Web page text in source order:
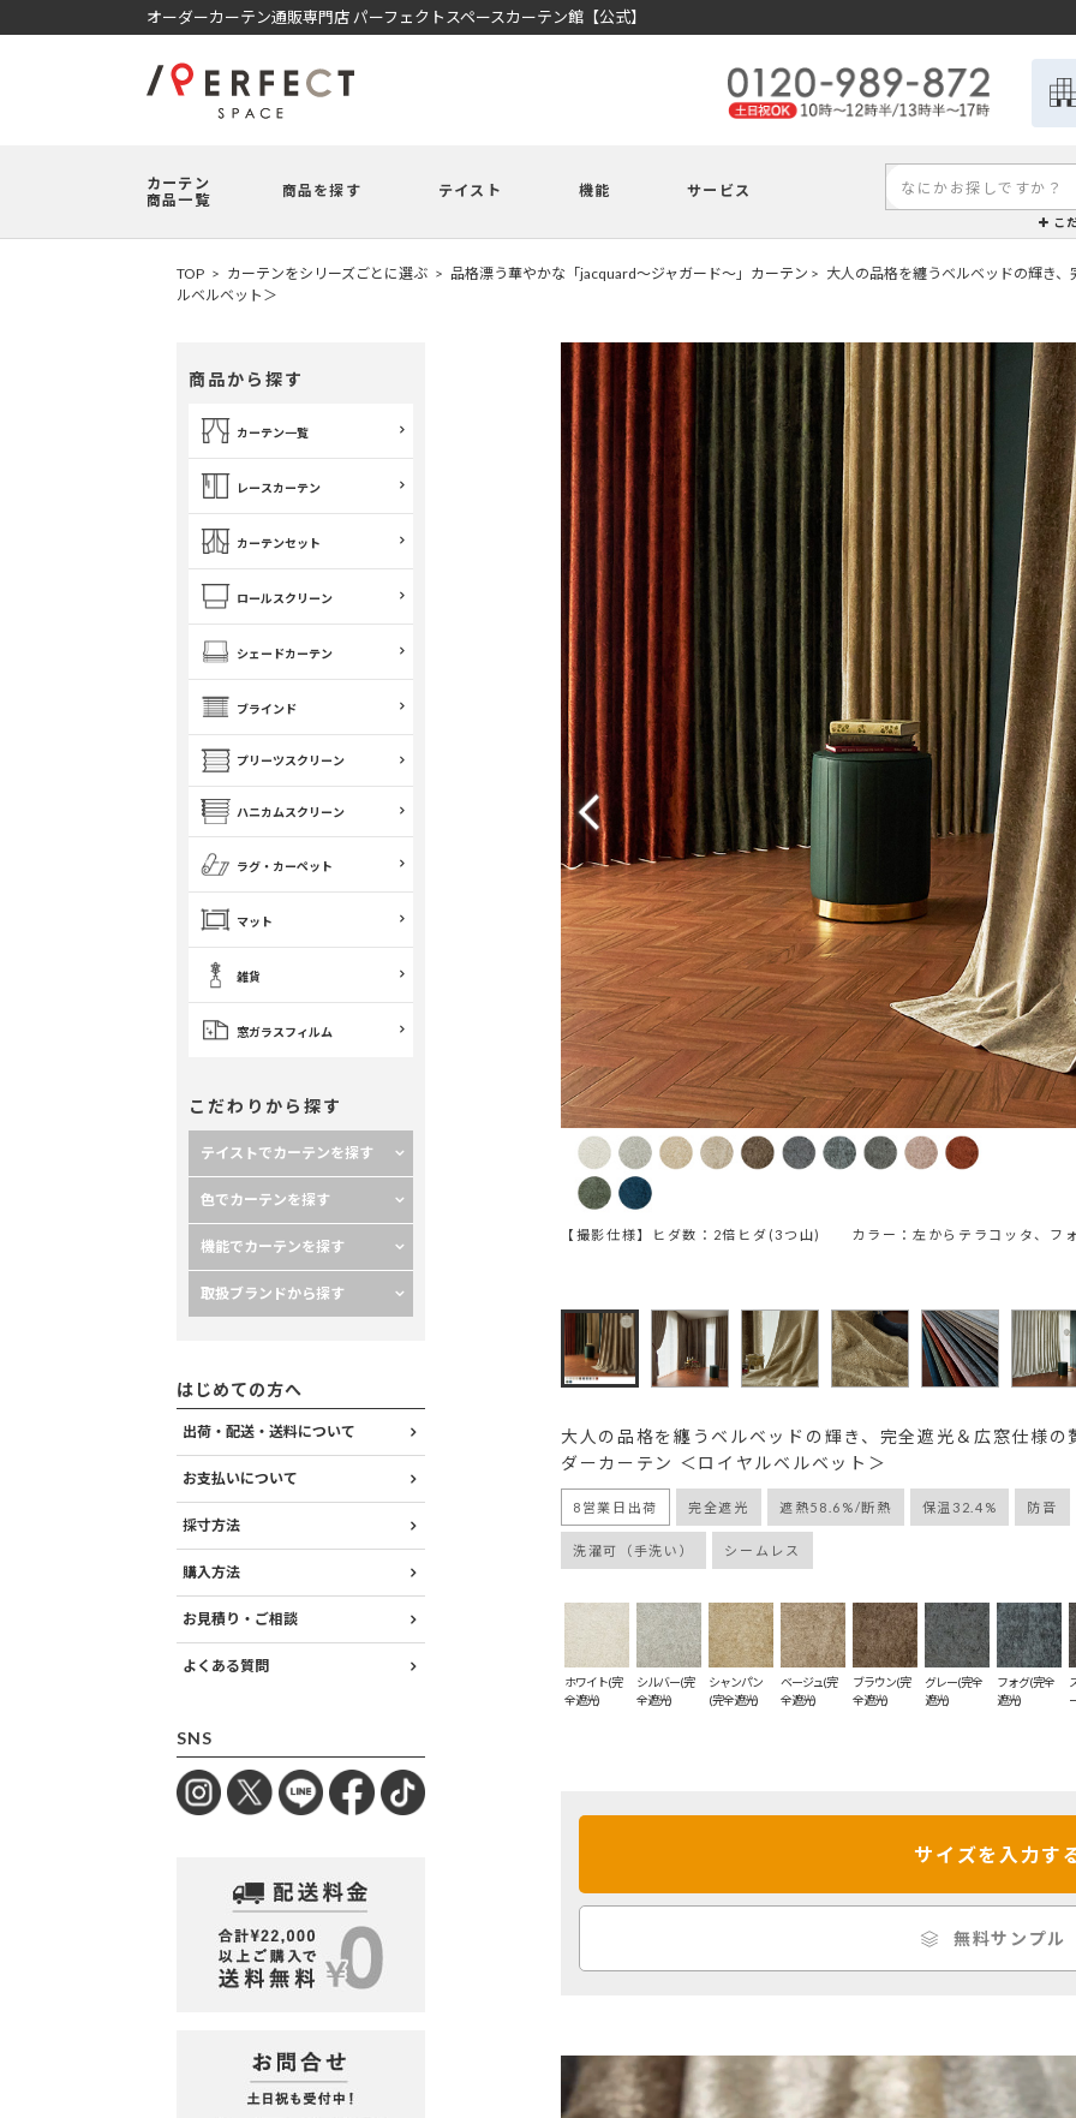
オーダーカーテン通販専門店 パーフェクトスペースカーテン館【公式】
カーテン
商品一覧
商品を探す テイスト 機能 サービス
こ
TOP カーテンをシリーズごとに選ぶ 品格漂う華やかな「jacquard～ジャガード～」カーテン
大人の品格を纏うベルベッドの輝き
ルベルベット＞
商品から探す
カーテン一覧
レースカーテン
カーテンセット
ロールスクリーン
シェードカーテン
ブラインド
プリーツスクリーン
ハニカムスクリーン
ラグ・カーペット
マット
雑貨
窓ガラスフィルム
こだわりから探す
テイストでカーテンを探す
色でカーテンを探す
機能でカーテンを探す
取扱ブランドから探す
はじめての方へ
出荷・配送・送料について
お支払いについて
採寸方法
購入方法
お見積り・ご相談
よくある質問
SNS
【撮影仕様】ヒダ数：2倍ヒダ(3つ山) カラー：左からテラコッタ、フ
大人の品格を纏うベルベッドの輝き、完全遮光＆広窓仕様の
ダーカーテン ＜ロイヤルベルベット＞
8営業日出荷 完全遮光 遮熱58.6%/断熱 保温32.4% 防音
洗濯可（手洗い） シームレス
ホワイト(完
全遮光)
シルバー(完
全遮光)
シャンパン
(完全遮光)
ベージュ(完
全遮光)
ブラウン(完
全遮光)
グレー(完全
遮光)
フォグ(完全
遮光)
サイズを入力す
無料サンプル